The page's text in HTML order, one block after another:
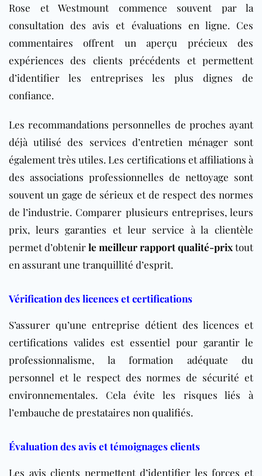
Rose et Westmount commence souvent par la
consultation des avis et évaluations en ligne. Ces
commentaires offrent un aperçu précieux des
expériences des clients précédents et permettent
d’identifier les entreprises les plus dignes de
confiance.
Les recommandations personnelles de proches ayant
déjà utilisé des services d’entretien ménager sont
également très utiles. Les certifications et affiliations à
des associations professionnelles de nettoyage sont
souvent un gage de sérieux et de respect des normes
de l’industrie. Comparer plusieurs entreprises, leurs
prix, leurs garanties et leur service à la clientèle
permet d’obtenirle meilleur rapport qualité-prixtout
en assurant une tranquillité d’esprit.
Vérification des licences et certifications
S’assurer qu’une entreprise détient des licences et
certifications valides est essentiel pour garantir le
professionnalisme, la formation adéquate du
personnel et le respect des normes de sécurité et
environnementales. Cela évite les risques liés à
l’embauche de prestataires non qualifiés.
Évaluation des avis et témoignages clients
Les avis clients permettent d’identifier les forces et